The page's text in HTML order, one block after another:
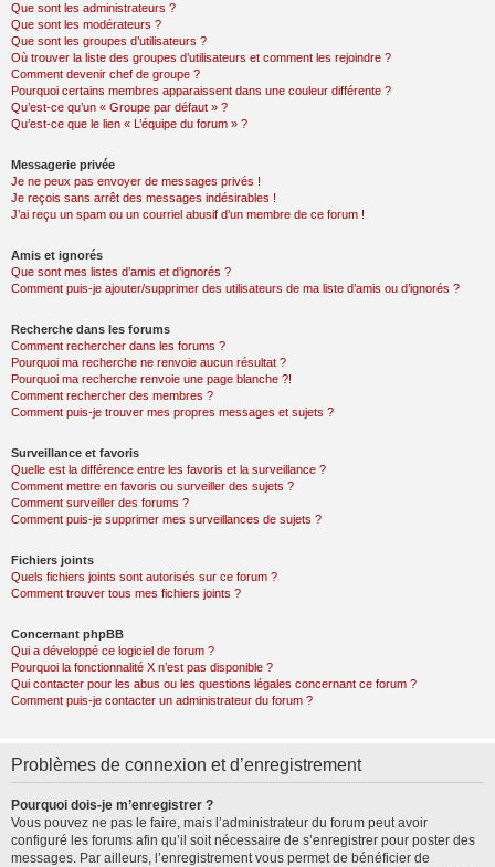
Que sont les administrateurs ?
Que sont les modérateurs ?
Que sont les groupes d’utilisateurs ?
Où trouver la liste des groupes d’utilisateurs et comment les rejoindre ?
Comment devenir chef de groupe ?
Pourquoi certains membres apparaissent dans une couleur différente ?
Qu’est-ce qu’un « Groupe par défaut » ?
Qu’est-ce que le lien « L’équipe du forum » ?
Messagerie privée
Je ne peux pas envoyer de messages privés !
Je reçois sans arrêt des messages indésirables !
J’ai reçu un spam ou un courriel abusif d’un membre de ce forum !
Amis et ignorés
Que sont mes listes d’amis et d’ignorés ?
Comment puis-je ajouter/supprimer des utilisateurs de ma liste d’amis ou d’ignorés ?
Recherche dans les forums
Comment rechercher dans les forums ?
Pourquoi ma recherche ne renvoie aucun résultat ?
Pourquoi ma recherche renvoie une page blanche ?!
Comment rechercher des membres ?
Comment puis-je trouver mes propres messages et sujets ?
Surveillance et favoris
Quelle est la différence entre les favoris et la surveillance ?
Comment mettre en favoris ou surveiller des sujets ?
Comment surveiller des forums ?
Comment puis-je supprimer mes surveillances de sujets ?
Fichiers joints
Quels fichiers joints sont autorisés sur ce forum ?
Comment trouver tous mes fichiers joints ?
Concernant phpBB
Qui a développé ce logiciel de forum ?
Pourquoi la fonctionnalité X n’est pas disponible ?
Qui contacter pour les abus ou les questions légales concernant ce forum ?
Comment puis-je contacter un administrateur du forum ?
Problèmes de connexion et d’enregistrement
Pourquoi dois-je m’enregistrer ?
Vous pouvez ne pas le faire, mais l’administrateur du forum peut avoir
configuré les forums afin qu’il soit nécessaire de s’enregistrer pour poster des
messages. Par ailleurs, l’enregistrement vous permet de bénéficier de